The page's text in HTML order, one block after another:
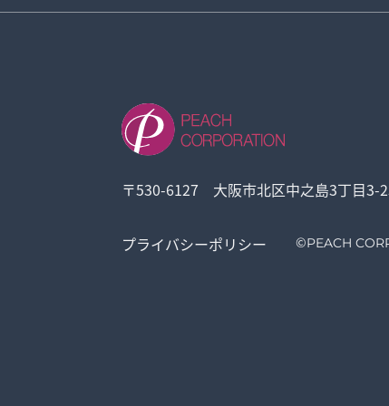
〒530-6127 大阪市北区中之島3丁目3-
プライバシーポリシー ©PEACH